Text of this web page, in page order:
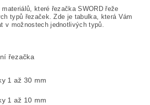
které řezačka SWORD řeže
typů řezaček. Zde je tabulka, která Vám
v možnostech jednotlivých typů.
řezačka
1 až 30 mm
1 až 10 mm